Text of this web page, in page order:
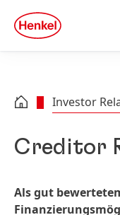
Zu Footer springen
quick
search
Investor
Creditor
Als gut